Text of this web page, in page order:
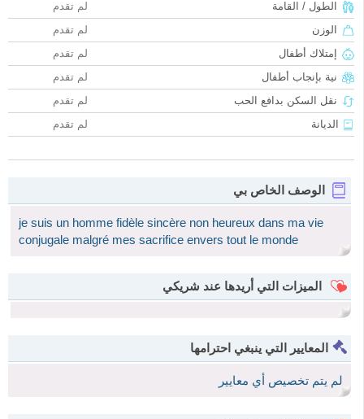
الطول / القامة
لم تقدم
الوزن
لم تقدم
إمتلاك أطفال
لم تقدم
نية بإنجاب أطفال
لم تقدم
نقل السكن بدافع الحب
لم تقدم
الديانة
لم تقدم
الوصف الخاص بي
je suis un homme fidèle sincère non heureux dans ma vie
conjugale malgré mes sacrifice envers tout le monde
الميزات التي أريدها عند شريكي
المعايير التي ينبغي احترامها
لم يتم تخصيص أي معايير